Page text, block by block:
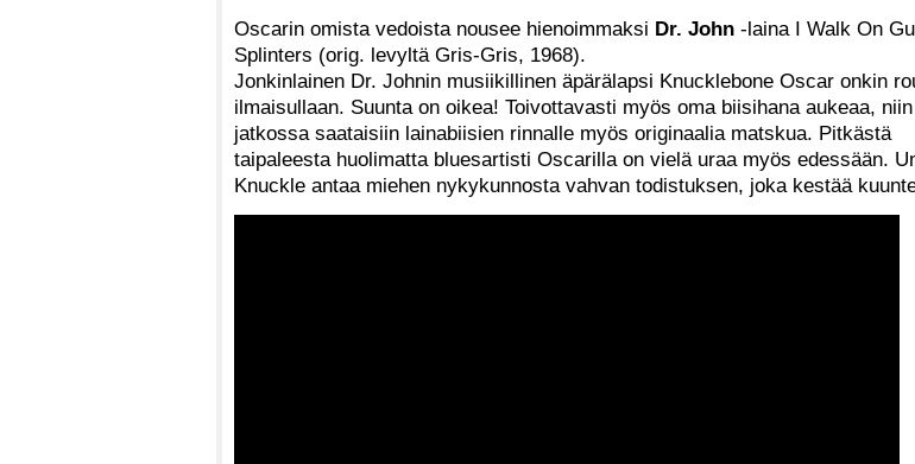
Oscarin omista vedoista nousee hienoimmaksi Dr. John -laina I Walk On
Splinters (orig. levyltä Gris-Gris, 1968).
Jonkinlainen Dr. Johnin musiikillinen äpärälapsi Knucklebone Oscar onkin
ilmaisullaan. Suunta on oikea! Toivottavasti myös oma biisihana aukeaa, niin
jatkossa saataisiin lainabiisien rinnalle myös originaalia matskua. Pitkästä
taipaleesta huolimatta bluesartisti Oscarilla on vielä uraa myös edessään.
Knuckle antaa miehen nykykunnosta vahvan todistuksen, joka kestää